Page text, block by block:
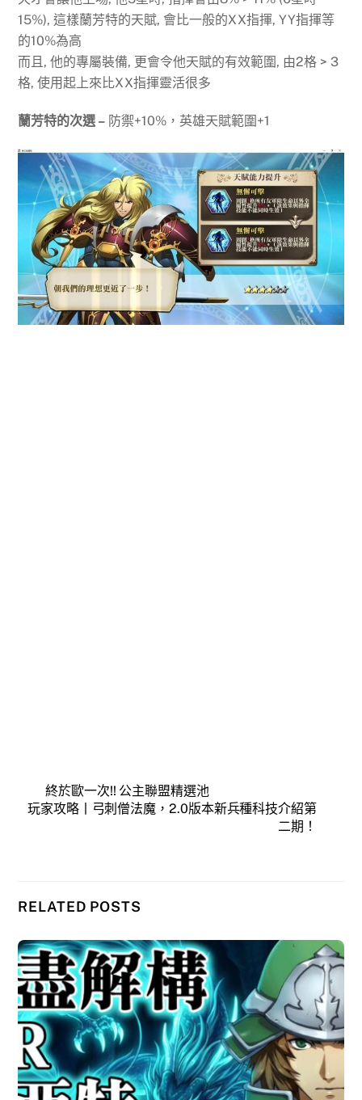
15%), 這樣蘭芳特的天賦, 會比一般的XX指揮, YY指揮等
的10%為高
而且, 他的專屬裝備, 更會令他天賦的有效範圍, 由2格 > 3
格, 使用起上來比XX指揮靈活很多
蘭芳特的次選 – 防禦+10%，英雄天賦範圍+1
終於歐一次!! 公主聯盟精選池
玩家攻略丨弓刺僧法魔，2.0版本新兵種科技介紹第
二期！
RELATED POSTS